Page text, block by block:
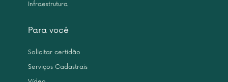
Infraestrutura
Para você
Solicitar certidão
Serviços Cadastrais